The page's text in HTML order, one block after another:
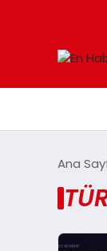
Ana